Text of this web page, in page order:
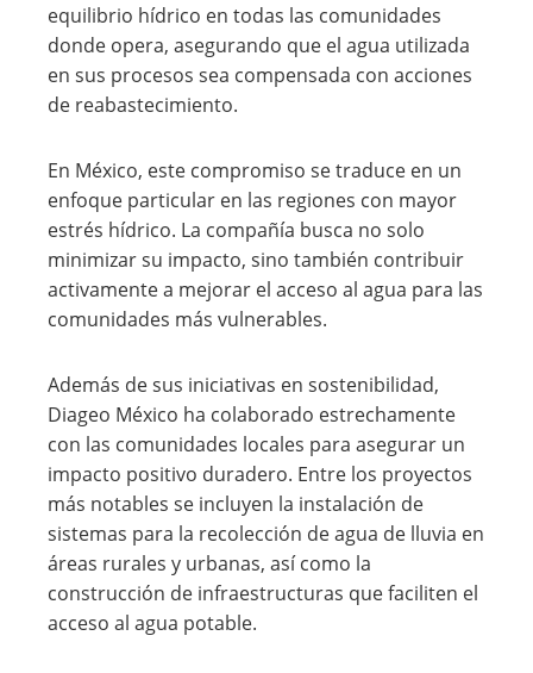
equilibrio hídrico en todas las comunidades
donde opera, asegurando que el agua utilizada
en sus procesos sea compensada con acciones
de reabastecimiento.
En México, este compromiso se traduce en un
enfoque particular en las regiones con mayor
estrés hídrico. La compañía busca no solo
minimizar su impacto, sino también contribuir
activamente a mejorar el acceso al agua para las
comunidades más vulnerables.
Además de sus iniciativas en sostenibilidad,
Diageo México ha colaborado estrechamente
con las comunidades locales para asegurar un
impacto positivo duradero. Entre los proyectos
más notables se incluyen la instalación de
sistemas para la recolección de agua de lluvia en
áreas rurales y urbanas, así como la
construcción de infraestructuras que faciliten el
acceso al agua potable.